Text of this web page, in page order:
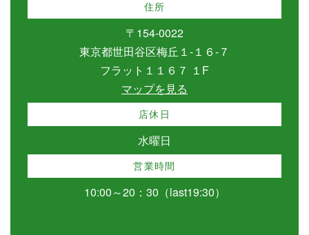
住所
〒154-0022
東京都世田谷区梅丘１-１６-７
フラット１１６７ １F
マップを見る
店休日
水曜日
営業時間
10:00～20：30（last19:30）